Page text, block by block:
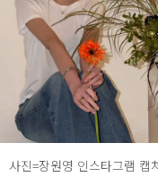
사진=장원영 인스타그램 캡